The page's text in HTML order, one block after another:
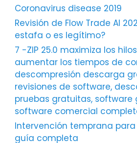
Coronavirus disease 2019
Revisión de Flow Trade AI
estafa o es legítimo?
7 -ZIP 25.0 maximiza los
aumentar los tiempos de
descompresión descarga
revisiones de software,
pruebas gratuitas, software
software comercial
Intervención temprana
guía completa